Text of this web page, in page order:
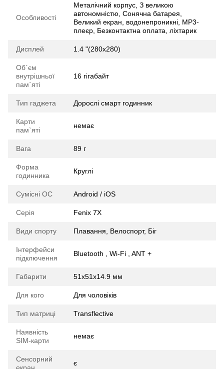
Особливості
Металічний корпус, З великою
автономністю, Сонячна батарея,
Великий екран, водонепроникні, MP3-
плеєр, Безконтактна оплата, ліхтарик
Дисплей 1.4 "(280х280)
Об`єм
внутрішньої
пам`яті
16 гігабайт
Тип гаджета Дорослі смарт годинник
Карти
пам`яті
немає
Вага 89 г
Форма
годинника
Круглі
Сумісні ОС Android / iOS
Серія Fenix 7X
Види спорту Плавання, Велоспорт, Біг
Інтерфейси
підключення
Bluetooth , Wi-Fi , ANT +
Габарити 51х51х14.9 мм
Для кого Для чоловіків
Тип матриці Transflective
Наявність
SIM-карти
немає
Сенсорний
екран
є